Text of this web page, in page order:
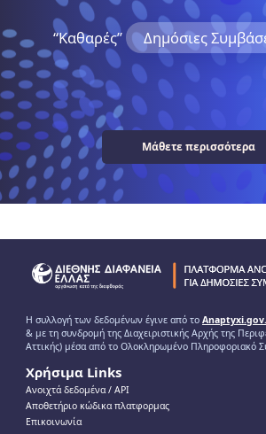
“Kαθαρές” Δημόσιες
Μάθετε περισσότερα
Η συλλογή των δεδομένων έγινε από το
& με τη συνδρομή της Διαχειριστικής Αρχής της
Αττικής) μέσα από το Ολοκληρωμένο Πληροφοριακό
Χρήσιμα Links
Ανοιχτά δεδομένα / ΑPI
Αποθετήριο κώδικα πλατφορμας
Επικοινωνία